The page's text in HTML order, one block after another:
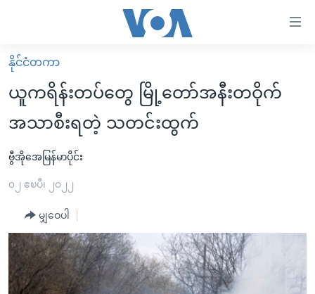
လွယ်ကူ
စေ
များ
ပင်မ
ကျော်
ကြည့်
ရန်
မူလစာမျက်နှာ
မြန်မာ
ကမ္ဘာ့သတင်းများ
နိုင်ငံတကာ
အစ္စရေး-ပါလက်စတိုင်း
ဗွီဒီယို
အင်္ဂလိပ်စာလေ့လာမယ်
အမေရိကန်သုံးအီဒီယံ
မကြေးမုံရဲ့ အင်္ဂလိပ်စာ
အပတ်စဉ်ကဏ္ဍများ
ရေဒီယို
ရေဒီယိုနှင့်ရုပ်သံ အချက်အလက်များ
နိုင်ငံတကာ
ယူကရိန်းတပ်တွေ မြို့တော်အနီးတဝိုက်
အသာစီးရတဲ့ သတင်းထွက်
ဗွီအိုအေမြန်မာပိုင်း
၀၂ ဧၿပီ၊ ၂၀၂၂
မျှဝေပါ